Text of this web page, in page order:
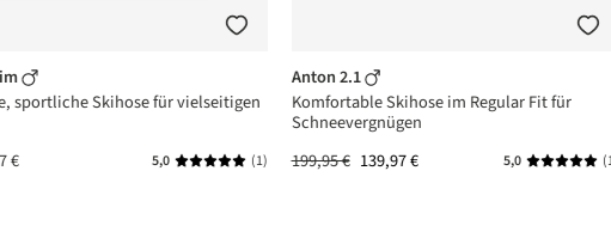
von 5 von 5 Sternen
sportliche Skihose für vielseitigen
€ 5,0 Durchschnittliche Bewertung von 5 von 5 Sternen
(1)
Anton 2.1
Komfortable Skihose im Regular Fit für
Schneevergnügen
199,95 € 139,97 € 5,0